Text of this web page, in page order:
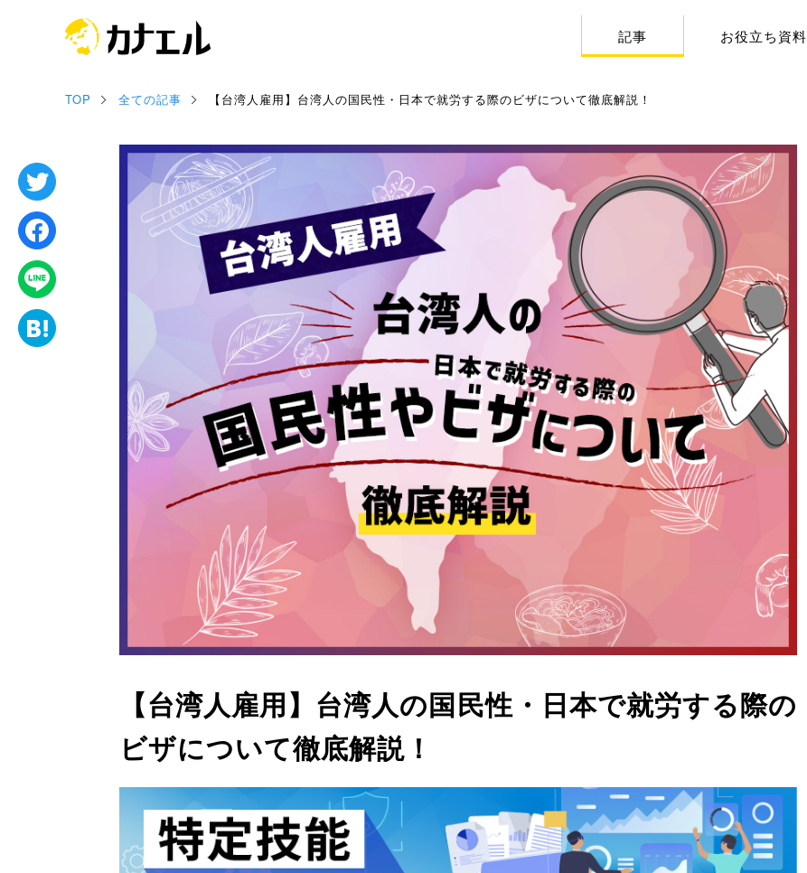
記事 お役立ち資料
TOP 全ての記事 【台湾人雇用】台湾人の国民性・日本で就労する際のビザについて徹底解説！
【台湾人雇用】台湾人の国民性・日本で就労する際の
ビザについて徹底解説！